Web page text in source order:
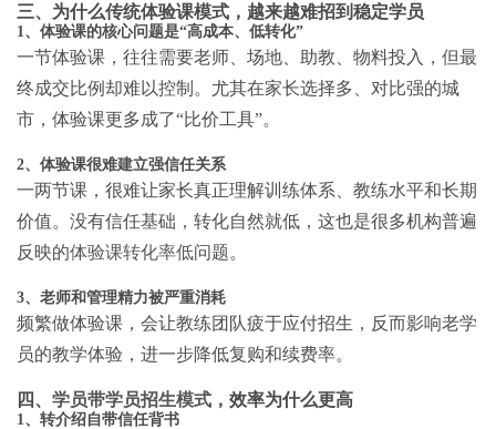
三、为什么传统体验课模式，越来越难招到稳定学员
1、体验课的核心问题是“高成本、低转化”
一节体验课，往往需要老师、场地、助教、物料投入，但最
终成交比例却难以控制。尤其在家长选择多、对比强的城
市，体验课更多成了“比价工具”。
2、体验课很难建立强信任关系
一两节课，很难让家长真正理解训练体系、教练水平和长期
价值。没有信任基础，转化自然就低，这也是很多机构普遍
反映的体验课转化率低问题。
3、老师和管理精力被严重消耗
频繁做体验课，会让教练团队疲于应付招生，反而影响老学
员的教学体验，进一步降低复购和续费率。
四、 学员带学员招生模式 ，效率为什么更高
1、转介绍自带信任背书